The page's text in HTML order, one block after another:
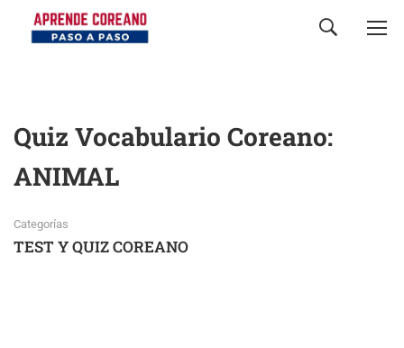
Quiz Vocabulario Coreano:
ANIMAL
Categorías
TEST Y QUIZ COREANO